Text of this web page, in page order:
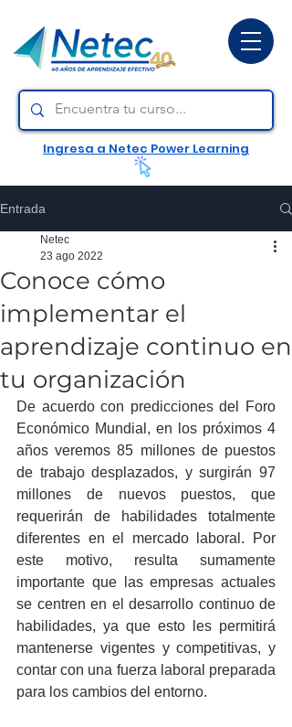
Ingresa a Netec Power Learning
Entrada
Conoce cómo
implementar el
aprendizaje continuo en
tu organización
Netec
23 ago 2022
De acuerdo con predicciones del Foro
Económico Mundial, en los próximos 4
años veremos 85 millones de puestos
de trabajo desplazados, y surgirán 97
millones de nuevos puestos, que
requerirán de habilidades totalmente
diferentes en el mercado laboral. Por
este motivo, resulta sumamente
importante que las empresas actuales
se centren en el desarrollo continuo de
habilidades, ya que esto les permitirá
mantenerse vigentes y competitivas, y
contar con una fuerza laboral preparada
para los cambios del entorno.